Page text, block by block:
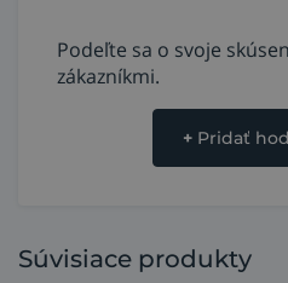
Podeľte sa o svoje
zákazníkmi.
+ Pridať
Súvisiace produkty